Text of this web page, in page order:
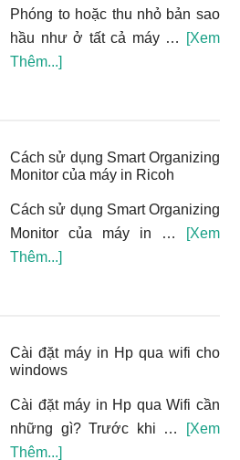
Unable
job
Phóng to hoặc thu nhỏ bản sao
hầu như ở tất cả máy …
[Xem
Thêm...]vềCách
thu
nhỏ
bản
sao
ở
Cách sử dụng Smart Organizing
Monitor của máy in Ricoh
Cách sử dụng Smart Organizing
Monitor của máy in …
[Xem
Thêm...]vềCách
Organizing
Monitor
của
máy
in
Cài đặt máy in Hp qua wifi cho
windows
Cài đặt máy in Hp qua Wifi cần
những gì? Trước khi …
[Xem
Thêm...]vềCài